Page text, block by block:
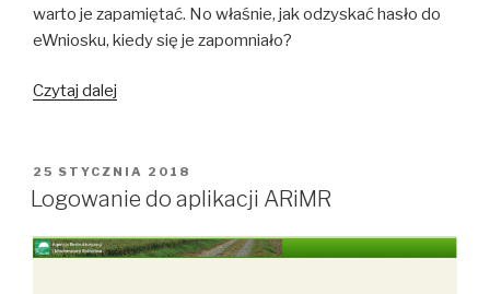
warto je zapamiętać. No właśnie, jak odzyskać hasło do
eWniosku, kiedy się je zapomniało?
Czytaj dalej
do
e-
OPUBLIKOWANE
W
25 STYCZNIA 2018
Logowanie do aplikacji ARiMR